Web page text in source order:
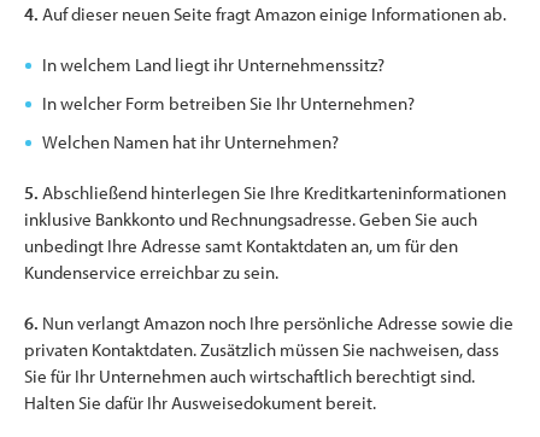
4. Auf dieser neuen Seite fragt Amazon einige Informationen ab.
In welchem Land liegt ihr Unternehmenssitz?
In welcher Form betreiben Sie Ihr Unternehmen?
Welchen Namen hat ihr Unternehmen?
5. Abschließend hinterlegen Sie Ihre Kreditkarteninformationen
inklusive Bankkonto und Rechnungsadresse. Geben Sie auch
unbedingt Ihre Adresse samt Kontaktdaten an, um für den
Kundenservice erreichbar zu sein.
6. Nun verlangt Amazon noch Ihre persönliche Adresse sowie die
privaten Kontaktdaten. Zusätzlich müssen Sie nachweisen, dass
Sie für Ihr Unternehmen auch wirtschaftlich berechtigt sind.
Halten Sie dafür Ihr Ausweisedokument bereit.